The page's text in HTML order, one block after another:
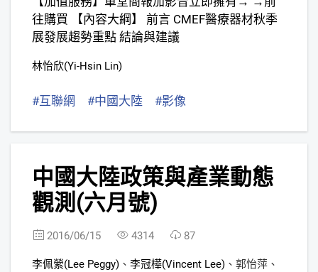
往購買 【內容大綱】 前言 CMEF醫療器材秋季
展發展趨勢重點 結論與建議
林怡欣(Yi-Hsin Lin)
#互聯網 #中國大陸 #影像
中國大陸政策與產業動態
觀測(六月號)
2016/06/15 4314 87
李佩縈(Lee Peggy) 、 李冠樺(Vincent Lee) 、 郭怡萍 、